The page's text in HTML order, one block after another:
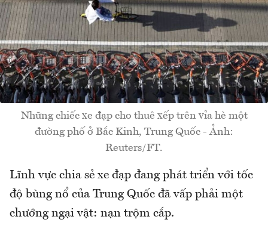
Những chiếc xe đạp cho thuê xếp trên vỉa hè một
đường phố ở Bắc Kinh, Trung Quốc - Ảnh:
Reuters/FT.
Lĩnh vực chia sẻ xe đạp đang phát triển với tốc
độ bùng nổ của Trung Quốc đã vấp phải một
chướng ngại vật: nạn trộm cắp.